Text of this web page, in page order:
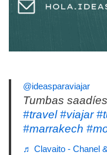
@ideasparaviajar
Tumbas
#travel #viajar
#marrakech
♬ Clavaito - Chanel